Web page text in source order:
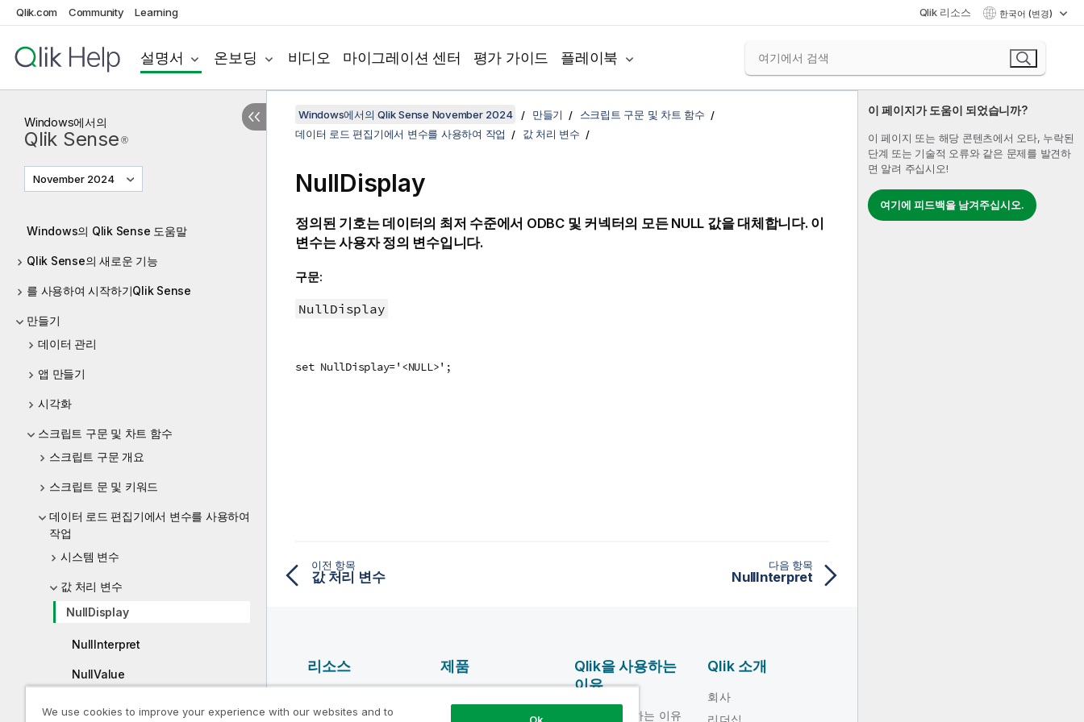
Qlik.com Community Learning Qlik 리소스 한국어 (변경)
설명서 온보딩 비디오 마이그레이션 센터 평가 가이드 플레이북
Windows에서의
Qlik Sense ®
November 2024
Windows의 Qlik Sense 도움말
Qlik Sense의 새로운 기능
를 사용하여 시작하기Qlik Sense
만들기
데이터 관리
앱 만들기
시각화
스크립트 구문 및 차트 함수
스크립트 구문 개요
스크립트 문 및 키워드
데이터 로드 편집기에서 변수를 사용하여
작업
시스템 변수
값 처리 변수
NullDisplay
NullInterpret
NullValue
이 페이지가 도움이 되었습니까?
이 페이지 또는 해당 콘텐츠에서 오타, 누락된
단계 또는 기술적 오류와 같은 문제를 발견하
면 알려 주십시오!
여기에 피드백을 남겨주십시오.
Windows에서의 Qlik Sense November 2024 만들기
스크립트 구문 및 차트 함수
데이터 로드 편집기에서 변수를 사용하여 작업
값 처리 변수
NullDisplay
정의된 기호는 데이터의 최저 수준에서 ODBC및 커넥터의 모든 NULL 값을 대체합니다. 이
변수는 사용자 정의 변수입니다.
구문:
NullDisplay
set NullDisplay='<NULL>';
이전 항목
값 처리 변수
다음 항목
NullInterpret
리소스
Qlik Developer
제품
INTEGRATION 및
Qlik을 사용하는
이유
Qlik을 사용하는 이유
Qlik 소개
회사
리더십
We use cookies to improve your experience with our websites and to